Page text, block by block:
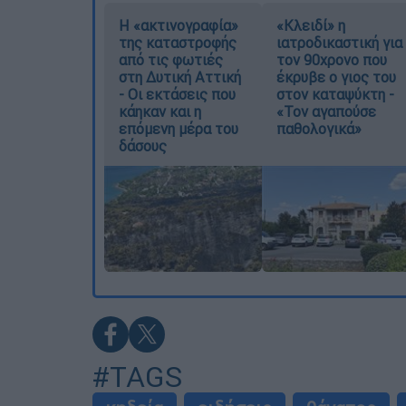
Η «ακτινογραφία»
της καταστροφής
από τις φωτιές
στη Δυτική Αττική
- Οι εκτάσεις που
κάηκαν και η
επόμενη μέρα του
δάσους
«Κλειδί» η
ιατροδικαστική για
τον 90χρονο που
έκρυβε ο γιος του
στον καταψύκτη -
«Τον αγαπούσε
παθολογικά»
#TAGS